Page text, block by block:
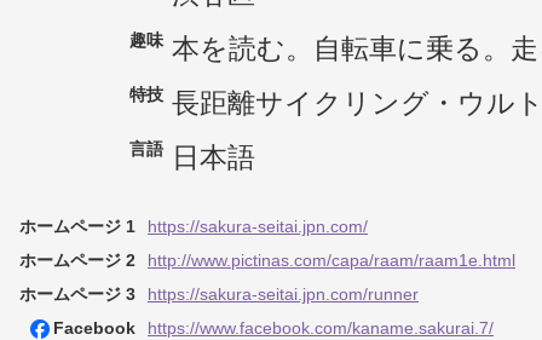
趣味 本を読む。自転車に乗る。
特技 長距離サイクリング・ウル
言語 日本語
ホームページ 1
https://sakura-seitai.jpn.com/
ホームページ 2
http://www.pictinas.com/capa/raam/raam1e.html
ホームページ 3
https://sakura-seitai.jpn.com/runner
Facebook
https://www.facebook.com/kaname.sakurai.7/